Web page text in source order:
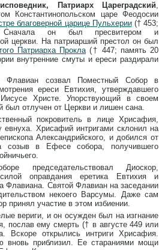
Патриарх Цареградский,
Константинопольском царе Феодосии
благоверной царице Пульхерии(† 453;
Сначала он был пресвитером и
церкви. На патриарший престол он был
Патриарха Прокла(† 447; память 20
внутренние смуты и ереси раздирали
Флавиан созвал Поместный Собор в
ереси Евтихия, утверждавшего
Христе. Упорствующий в своем
был отлучен от Церкви и лишен сана.
покровитель в лице Хрисафия,
евнуха. Хрисафий интригами склонил на
Александрийского, и добился от
созыв в Ефесе собора, получившего
председательствовал Диоскор,
оправдания еретика Евтихия и
Флавиана. Святой Флавиан на заседании
некоего Варсумы. Даже сам
принял участие в этом избиении.
вериги, и он осужден был на изгнание
послав ему смерть († в августе 449 или
Вскоре открылись интриги Хрисафия.
вновь приблизил. Ее стараниями мощи